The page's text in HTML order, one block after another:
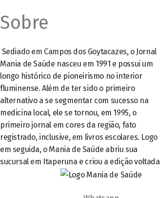
Sobre
Sediado em Campos dos Goytacazes, o Jornal
Mania de Saúde nasceu em 1991 e possui um
longo histórico de pioneirismo no interior
fluminense. Além de ter sido o primeiro
alternativo a se segmentar com sucesso na
medicina local, ele se tornou, em 1995, o
primeiro jornal em cores da região, fato
registrado, inclusive, em livros escolares. Logo
em seguida, o Mania de Saúde abriu sua
sucursal em Itaperuna e criou a edição voltada
especificamente para o Noroeste Fluminense,
ampliando assim o seu raio de ação. Com duas
edições distintas, além de ter se tornando o
mensário mais longevo e de maior circulação
do interior do estado, com mais de 40 mil
exemplares distribuídos por mês, de forma
gratuita e dirigida, aos mais diversos leitores –
mantendo assim a tradição de, todos os